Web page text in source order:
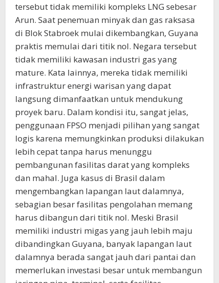
tersebut tidak memiliki kompleks LNG sebesar
Arun. Saat penemuan minyak dan gas raksasa
di Blok Stabroek mulai dikembangkan, Guyana
praktis memulai dari titik nol. Negara tersebut
tidak memiliki kawasan industri gas yang
mature. Kata lainnya, mereka tidak memiliki
infrastruktur energi warisan yang dapat
langsung dimanfaatkan untuk mendukung
proyek baru. Dalam kondisi itu, sangat jelas,
penggunaan FPSO menjadi pilihan yang sangat
logis karena memungkinkan produksi dilakukan
lebih cepat tanpa harus menunggu
pembangunan fasilitas darat yang kompleks
dan mahal. Juga kasus di Brasil dalam
mengembangkan lapangan laut dalamnya,
sebagian besar fasilitas pengolahan memang
harus dibangun dari titik nol. Meski Brasil
memiliki industri migas yang jauh lebih maju
dibandingkan Guyana, banyak lapangan laut
dalamnya berada sangat jauh dari pantai dan
memerlukan investasi besar untuk membangun